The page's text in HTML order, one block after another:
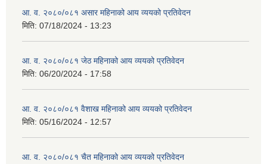
आ. व. २०८०/०८१ असार महिनाको आय व्ययको प्रतिवेदन
मिति: 07/18/2024 - 13:23
आ. व. २०८०/०८१ जेठ महिनाको आय व्ययको प्रतिवेदन
मिति: 06/20/2024 - 17:58
आ. व. २०८०/०८१ वैशाख महिनाको आय व्ययको प्रतिवेदन
मिति: 05/16/2024 - 12:57
आ. व. २०८०/०८१ चैत महिनाको आय व्ययको प्रतिवेदन